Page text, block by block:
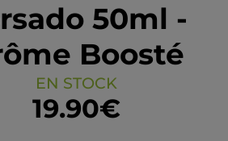
50ml -
Boosté
EN STOCK
19.90€